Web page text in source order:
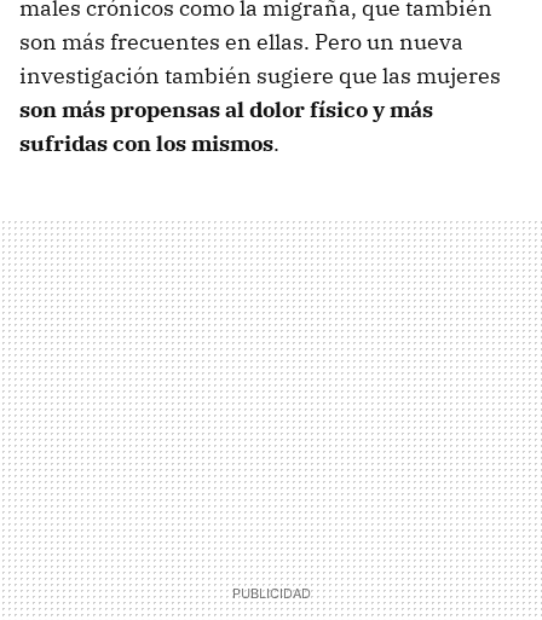
males crónicos como la migraña, que también
son más frecuentes en ellas. Pero un nueva
investigación también sugiere que las mujeres
son más propensas al dolor físico y más
sufridas con los mismos.